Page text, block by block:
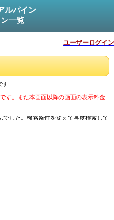
ルパイン
一覧
ユーザーログイン
す
す。また本画面以降の画面の表示料金
でした。検索条件を変えて再度検索して